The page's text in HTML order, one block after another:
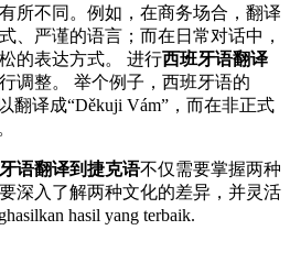
所不同。例如，在商务场合，翻译
、严谨的语言；而在日常对话中，
的表达方式。 进行西班牙语翻译
调整。 举个例子，西班牙语的
翻译成“Děkuji Vám”，而在非正式
语翻译到捷克语不仅需要掌握两种
深入了解两种文化的差异，并灵活
hasil yang terbaik.